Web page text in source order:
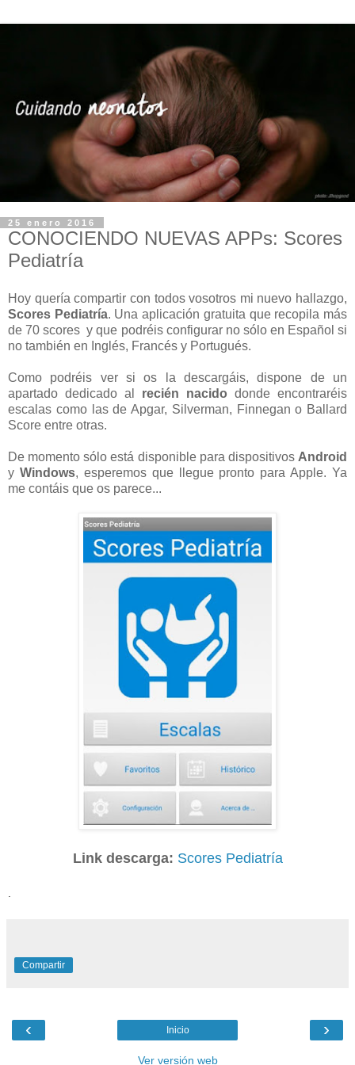
25 enero 2016
CONOCIENDO NUEVAS APPs: Scores
Pediatría
Hoy quería compartir con todos vosotros mi nuevo hallazgo,
Scores Pediatría. Una aplicación gratuita que recopila más
de 70 scores y que podréis configurar no sólo en Español si
no también en Inglés, Francés y Portugués.
Como podréis ver si os la descargáis, dispone de un
apartado dedicado al recién nacido donde encontraréis
escalas como las de Apgar, Silverman, Finnegan o Ballard
Score entre otras.
De momento sólo está disponible para dispositivos Android
y Windows, esperemos que llegue pronto para Apple. Ya
me contáis que os parece...
Link descarga: Scores Pediatría
Compartir
‹ ›
Inicio
Ver versión web